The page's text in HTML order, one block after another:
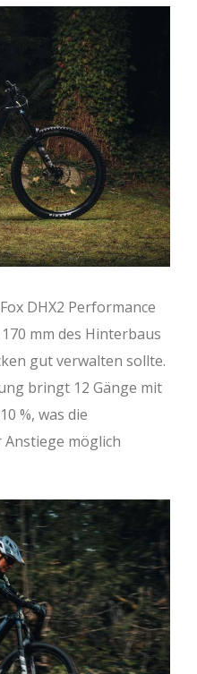
DHX2 Performance
mm des Hinterbaus
gut verwalten sollte.
bringt 12 Gänge mit
%, was die
möglich